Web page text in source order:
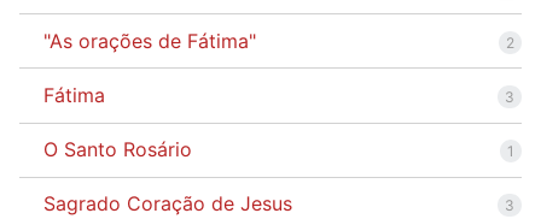
"As orações de Fátima" 2
Fátima 3
O Santo Rosário 1
Sagrado Coração de Jesus 3